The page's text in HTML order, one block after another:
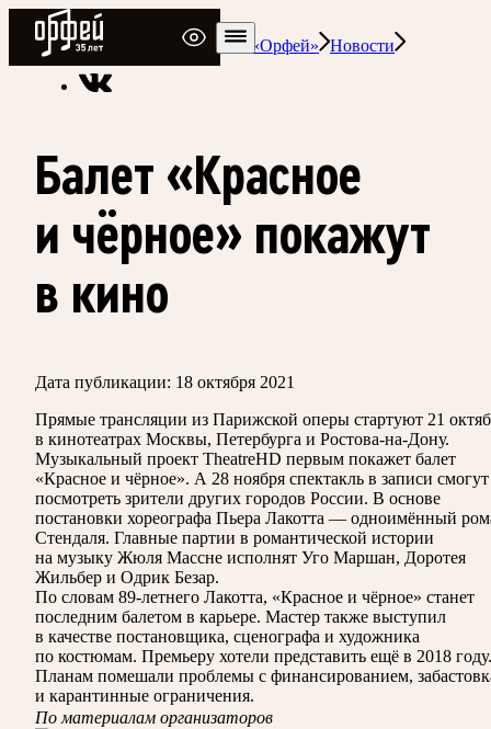
Радио Орфей
Радио классической музыки «Орфей»
Новости
Балет «Красное
и чёрное» покажут
в кино
Дата публикации: 18 октября 2021
Прямые трансляции из Парижской оперы стартуют 21
в кинотеатрах Москвы, Петербурга и Ростова-на-Дону.
Музыкальный проект TheatreHD первым покажет балет
«Красное и чёрное». А 28 ноября спектакль в записи смогут
посмотреть зрители других городов России. В основе
постановки хореографа Пьера Лакотта — одноимённый
Стендаля. Главные партии в романтической истории
на музыку Жюля Массне исполнят Уго Маршан, Доротея
Жильбер и Одрик Безар.
По словам 89-летнего Лакотта, «Красное и чёрное» станет
последним балетом в карьере. Мастер также выступил
в качестве постановщика, сценографа и художника
по костюмам. Премьеру хотели представить ещё в 2018 году.
Планам помешали проблемы с финансированием,
и карантинные ограничения.
По материалам организаторов